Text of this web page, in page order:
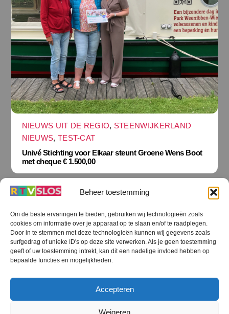
Beheer toestemming
Om de beste ervaringen te bieden, gebruiken wij technologieën zoals
cookies om informatie over je apparaat op te slaan en/of te raadplegen.
Door in te stemmen met deze technologieën kunnen wij gegevens zoals
surfgedrag of unieke ID's op deze site verwerken. Als je geen toestemming
geeft of uw toestemming intrekt, kan dit een nadelige invloed hebben op
bepaalde functies en mogelijkheden.
Accepteren
Weigeren
NIEUWS UIT DE REGIO, STEENWIJKERLAND
NIEUWS, TEST-CAT
Univé Stichting voor Elkaar steunt Groene Wens Boot
met cheque € 1.500,00
Terug
naar
boven
RTV SLOS
RTV SLOS ANBI